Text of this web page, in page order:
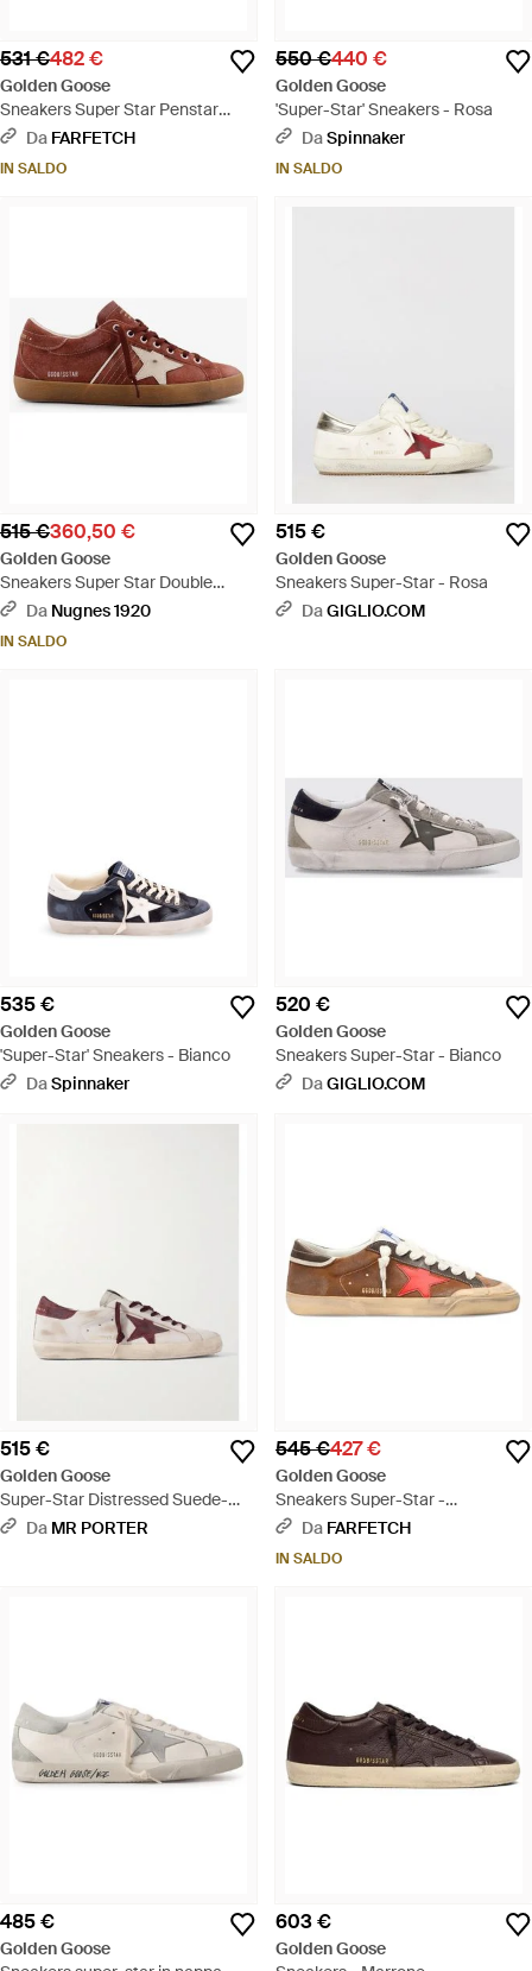
531 €482 €
Golden Goose
Sneakers Super Star Penstar
Classic - Marrone
Da FARFETCH
IN SALDO
550 €440 €
Golden Goose
'Super-Star' Sneakers - Rosa
DaSpinnaker
IN SALDO
515 €360,50 €
Golden Goose
Sneakers Super Star Double
Quarter - Marrone
Da Nugnes 1920
IN SALDO
515 €
Golden Goose
Sneakers Super-Star - Rosa
DaGIGLIO.COM
535 €
Golden Goose
'Super-Star' Sneakers - Bianco
DaSpinnaker
520 €
Golden Goose
Sneakers Super-Star - Bianco
DaGIGLIO.COM
515 €
Golden Goose
Super-Star Distressed Suede-
Trimmed Leather Sneakers -
Da MR PORTER
545 €427 €
Golden Goose
Sneakers Super-Star -
Multicolore
Da FARFETCH
IN SALDO
485 €
Golden Goose
603 €
Golden Goose